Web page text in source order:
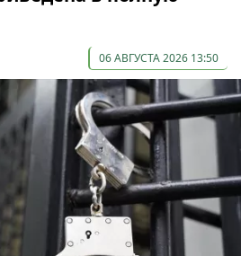
06 АВГУСТА 2026 13:50